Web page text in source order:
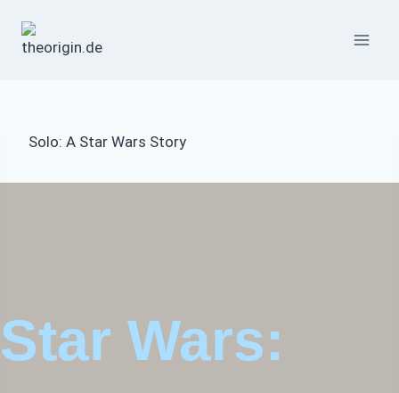
Inhalt
Solo: A Star Wars Story
Star Wars: